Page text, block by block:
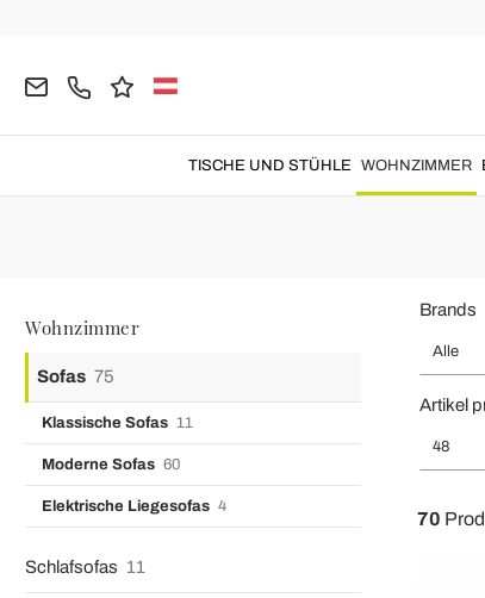
TISCHE UND STÜHLE WOHNZIMMER
Wohnzimmer
Sofas 75
Klassische Sofas 11
Moderne Sofas 60
Elektrische Liegesofas 4
Schlafsofas 11
Brands
Alle
Artikel
48
70